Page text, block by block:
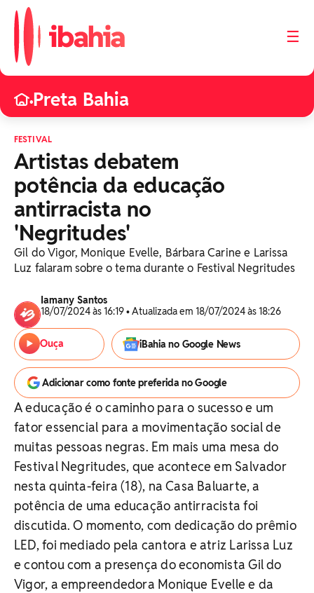
☰
•Preta Bahia
FESTIVAL
Artistas debatem
potência da educação
antirracista no
'Negritudes'
Gil do Vigor, Monique Evelle, Bárbara Carine e Larissa
Luz falaram sobre o tema durante o Festival Negritudes
Iamany Santos
18/07/2024 às 16:19 • Atualizada em 18/07/2024 às 18:26
Ouça iBahia no Google News
Adicionar como fonte preferida no Google
A educação é o caminho para o sucesso e um
fator essencial para a movimentação social de
muitas pessoas negras. Em mais uma mesa do
Festival Negritudes, que acontece em Salvador
nesta quinta-feira (18), na Casa Baluarte, a
potência de uma educação antirracista foi
discutida. O momento, com dedicação do prêmio
LED, foi mediado pela cantora e atriz Larissa Luz
e contou com a presença do economista Gil do
Vigor, a empreendedora Monique Evelle e da